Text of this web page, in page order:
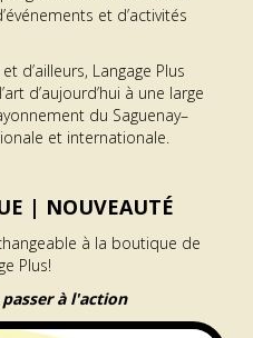
et d’activités
d’ailleurs, Langage Plus
d’aujourd’hui à une large
du Saguenay–
et internationale.
| NOUVEAUTÉ
à la boutique de
Plus!
à l'action